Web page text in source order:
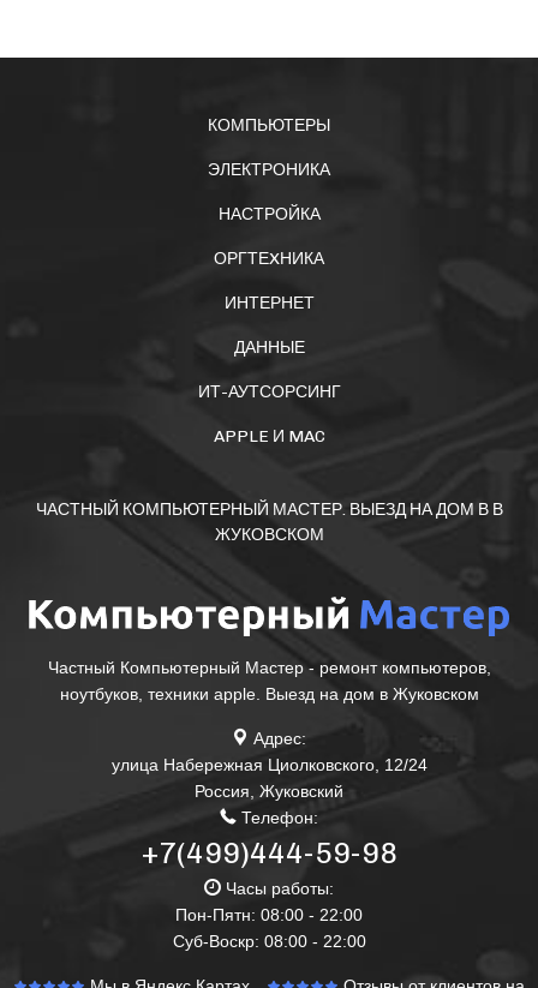
КОМПЬЮТЕРЫ
ЭЛЕКТРОНИКА
НАСТРОЙКА
ОРГТЕXНИКА
ИНТЕРНЕТ
ДАННЫЕ
ИТ-АУТСОРСИНГ
APPLE И MAC
ЧАСТНЫЙ КОМПЬЮТЕРНЫЙ МАСТЕР. ВЫЕЗД НА ДОМ В В
ЖУКОВСКОМ
Частный Компьютерный Мастер - ремонт компьютеров,
ноутбуков, техники apple. Выезд на дом в Жуковском
Адрес:
улица Набережная Циолковского, 12/24
Россия, Жуковский
Телефон:
+7(499)444-59-98
Часы работы:
Пон-Пятн: 08:00 - 22:00
Суб-Воскр: 08:00 - 22:00